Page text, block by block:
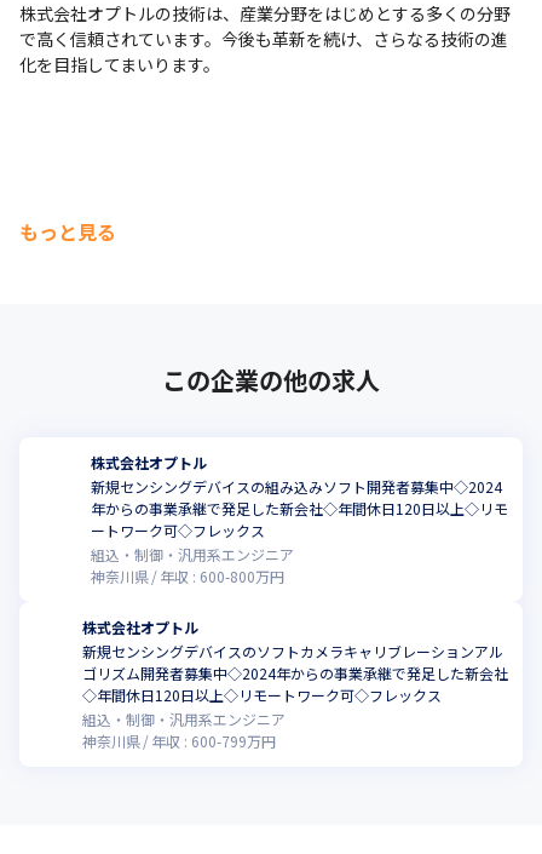
株式会社オプトルの技術は、産業分野をはじめとする多くの分野
で高く信頼されています。今後も革新を続け、さらなる技術の進
化を目指してまいります。
もっと見る
この企業の他の求人
株式会社オプトル
新規センシングデバイスの組み込みソフト開発者募集中◇2024
年からの事業承継で発足した新会社◇年間休日120日以上◇リモ
ートワーク可◇フレックス
組込・制御・汎用系エンジニア
神奈川県
年収 : 600-800万円
株式会社オプトル
新規センシングデバイスのソフトカメラキャリブレーションアル
ゴリズム開発者募集中◇2024年からの事業承継で発足した新会社
◇年間休日120日以上◇リモートワーク可◇フレックス
組込・制御・汎用系エンジニア
神奈川県
年収 : 600-799万円